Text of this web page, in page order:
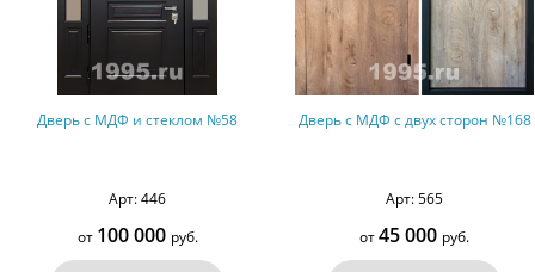
Дверь с МДФ и стеклом №58
Арт: 446
от 100 000 руб.
Дверь с МДФ с двух сторон №168
Арт: 565
от45 000 руб.